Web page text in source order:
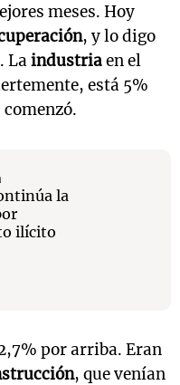
meses. Hoy
, y lo digo
Laindustriaen el
está 5%
la
ilícito
por arriba. Eran
, que venían